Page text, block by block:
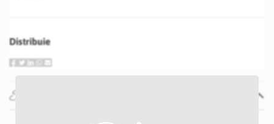
Distribuie
Specificatii